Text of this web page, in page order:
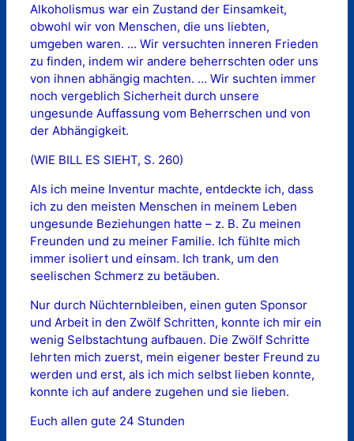
Alkoholismus war ein Zustand der Einsamkeit,
obwohl wir von Menschen, die uns liebten,
umgeben waren. … Wir versuchten inneren Frieden
zu finden, indem wir andere beherrschten oder uns
von ihnen abhängig machten. … Wir suchten immer
noch vergeblich Sicherheit durch unsere
ungesunde Auffassung vom Beherrschen und von
der Abhängigkeit.
(WIE BILL ES SIEHT, S. 260)
Als ich meine Inventur machte, entdeckte ich, dass
ich zu den meisten Menschen in meinem Leben
ungesunde Beziehungen hatte – z. B. Zu meinen
Freunden und zu meiner Familie. Ich fühlte mich
immer isoliert und einsam. Ich trank, um den
seelischen Schmerz zu betäuben.
Nur durch Nüchternbleiben, einen guten Sponsor
und Arbeit in den Zwölf Schritten, konnte ich mir ein
wenig Selbstachtung aufbauen. Die Zwölf Schritte
lehrten mich zuerst, mein eigener bester Freund zu
werden und erst, als ich mich selbst lieben konnte,
konnte ich auf andere zugehen und sie lieben.
Euch allen gute 24 Stunden